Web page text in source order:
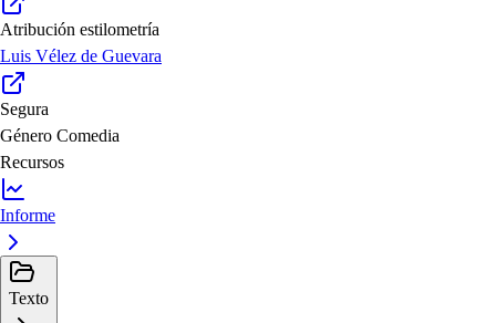
Atribución estilometría
Luis Vélez de Guevara
Segura
Género Comedia
Recursos
Informe
Texto